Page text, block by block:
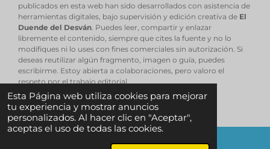
Esta Página web utiliza cookies para mejorar
tu experiencia y mostrar anuncios
personalizados. Al hacer clic en "Aceptar",
aceptas el uso de todas las cookies.
publicados en esta web han sido desarrollados con asistencia de
herramientas digitales, bajo supervisión y edición creativa de El
Duende del Desván . Puedes leer, compartir y enlazar
libremente el contenido, siempre que cites la fuente y no lo
modifiques ni lo uses con fines comerciales sin autorización. Si
deseas reutilizar algún fragmento, imagen o guía, puedes
escribirme. Estoy abierta a colaboraciones, pero valoro el
respeto por el trabajo editorial.
© 2025 - 2026 EL DUENDE DEL DESVAN
Con la tecnología de Webador